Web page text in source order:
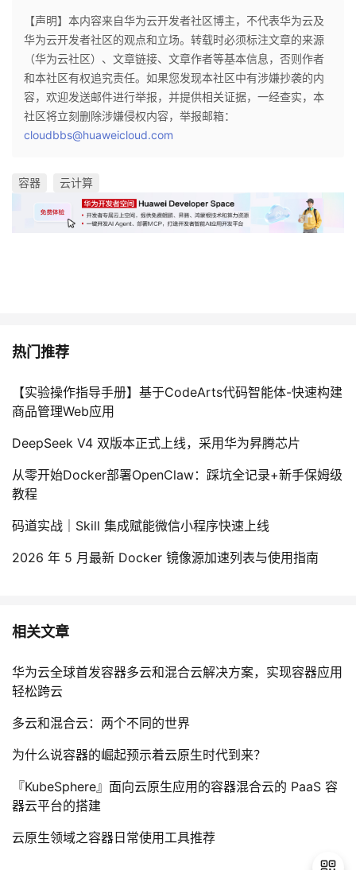
【声明】本内容来自华为云开发者社区博主，不代表华为云及
华为云开发者社区的观点和立场。转载时必须标注文章的来源
（华为云社区）、文章链接、文章作者等基本信息，否则作者
和本社区有权追究责任。如果您发现本社区中有涉嫌抄袭的内
容，欢迎发送邮件进行举报，并提供相关证据，一经查实，本
社区将立刻删除涉嫌侵权内容，举报邮箱：
cloudbbs@huaweicloud.com
容器 云计算
热门推荐
【实验操作指导手册】基于CodeArts代码智能体-快速构建
商品管理Web应用
DeepSeek V4 双版本正式上线，采用华为昇腾芯片
从零开始Docker部署OpenClaw：踩坑全记录+新手保姆级
教程
码道实战｜Skill 集成赋能微信小程序快速上线
2026 年 5 月最新 Docker 镜像源加速列表与使用指南
相关文章
华为云全球首发容器多云和混合云解决方案，实现容器应用
轻松跨云
多云和混合云：两个不同的世界
为什么说容器的崛起预示着云原生时代到来？
『KubeSphere』面向云原生应用的容器混合云的 PaaS 容
器云平台的搭建
云原生领域之容器日常使用工具推荐